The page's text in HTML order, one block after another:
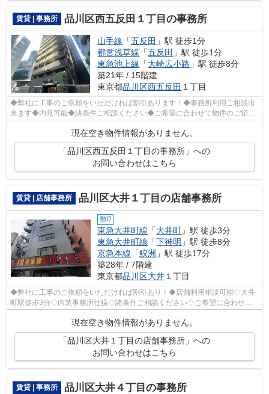
賃貸 | 事務所 品川区西五反田１丁目の事務所
山手線 「五反田 」駅 徒歩1分
都営浅草線 「五反田 」駅 徒歩1分
東急池上線 「大崎広小路 」駅 徒歩8分
築21年 / 15階建
東京都品川区西五反田 １丁目
◆弊社に工事のご依頼をいただければ割引あります！◆事務所利用ご相談出
来ます◆内見可能◆諸条件ご相談ください◆ご希望に合わせて物件のご紹介
現在空き物件情報がありません。
「品川区西五反田１丁目の事務所」への
お問い合わせはこちら
賃貸 | 店舗事務所 品川区大井１丁目の店舗事務所
敷0
東急大井町線 「大井町 」駅 徒歩3分
東急大井町線 「下神明 」駅 徒歩8分
京急本線 「鮫洲 」駅 徒歩17分
築28年 / 7階建
東京都品川区大井 １丁目
◆弊社に工事のご依頼をいただければ割引あり！◆店舗利用相談可能◇大井
町駅徒歩3分◇内装事務所仕様◇諸条件ご相談ください◇ご希望に合わせて
現在空き物件情報がありません。
「品川区大井１丁目の店舗事務所」への
お問い合わせはこちら
賃貸 | 事務所 品川区大井４丁目の事務所